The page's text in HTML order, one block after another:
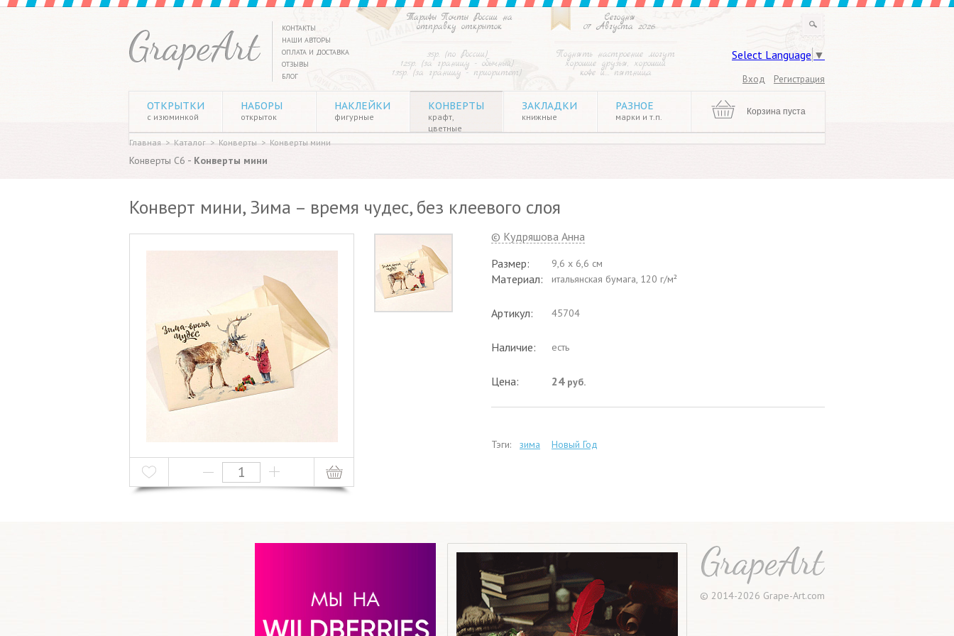
Select Language ▼
Сегодня
07 Августа 2026
Поднять настроение могут
хорошие друзья, хороший
кофе и… пятница
Тарифы Почты России на
отправку открыток
35р. (по России)
125р. (за границу - обычный)
135р. (за границу - приоритет)
КОНТАКТЫ
НАШИ АВТОРЫ
ОПЛАТА И ДОСТАВКА
ОТЗЫВЫ
БЛОГ
Вход Регистрация
ОТКРЫТКИ
с изюминкой
НАБОРЫ
открыток
НАКЛЕЙКИ
фигурные
КОНВЕРТЫ
крафт,
цветные
ЗАКЛАДКИ
книжные
РАЗНОЕ
марки и т.п. Корзина пуста
Главная > Каталог > Конверты > Конверты мини
Конверты C6 - Конверты мини
Конверт мини, Зима – время чудес, без клеевого слоя
© Кудряшова Анна
Размер:
9,6 x 6,6 см
Материал: итальянская бумага, 120 г/м²
Артикул: 45704
Наличие: есть
Цена: 24руб.
Тэги: зима Новый Год
© 2014-2026 Grape-Art.com